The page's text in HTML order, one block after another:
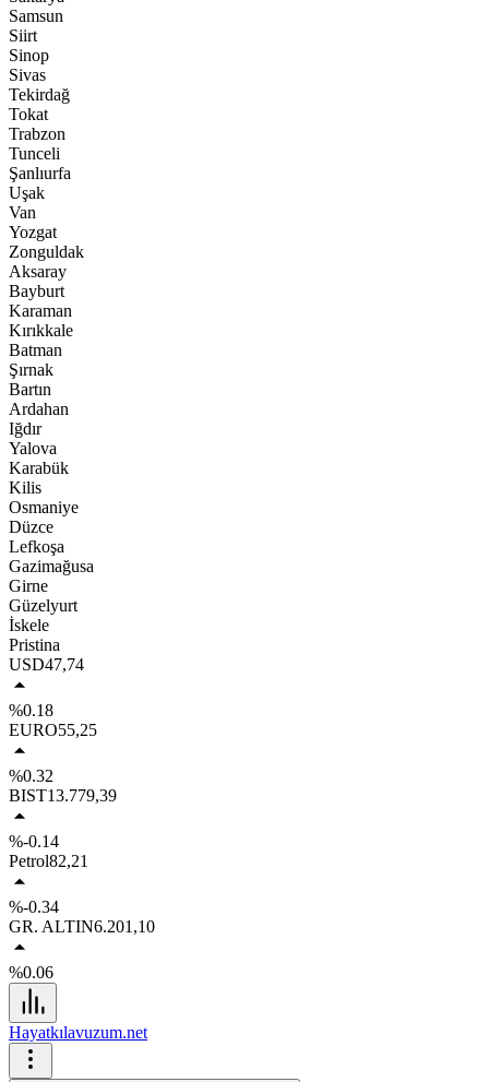
Samsun
Siirt
Sinop
Sivas
Tekirdağ
Tokat
Trabzon
Tunceli
Şanlıurfa
Uşak
Van
Yozgat
Zonguldak
Aksaray
Bayburt
Karaman
Kırıkkale
Batman
Şırnak
Bartın
Ardahan
Iğdır
Yalova
Karabük
Kilis
Osmaniye
Düzce
Lefkoşa
Gazimağusa
Girne
Güzelyurt
İskele
Pristina
USD47,74
%0.18
EURO55,25
%0.32
BIST13.779,39
%-0.14
Petrol82,21
%-0.34
GR. ALTIN6.201,10
%0.06
Hayatkılavuzum.net